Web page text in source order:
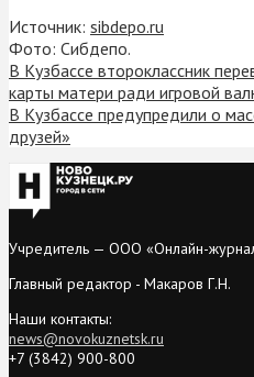
Источник: sibdepo.ru
Фото: Сибдепо.
В Кузбассе второклассник
карты матери ради игровой
В Кузбассе предупредили о
друзей»
Учредитель — ООО «Онлайн-
Главный редактор - Макаров Г.Н.
Наши контакты:
news@novokuznetsk.ru
+7 (3842) 900-800